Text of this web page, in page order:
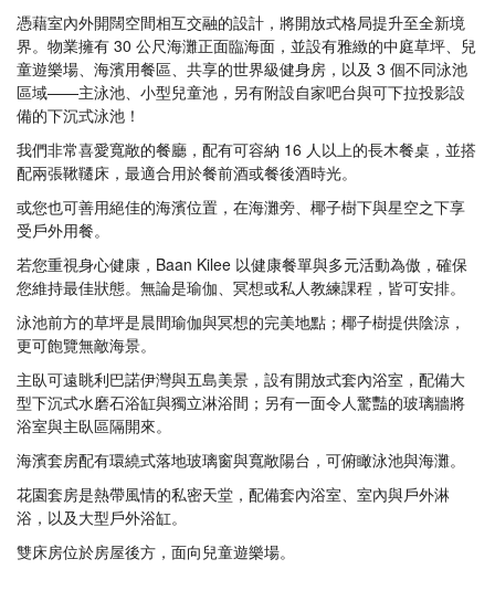
憑藉室內外開闊空間相互交融的設計，將開放式格局提升至全新境
界。物業擁有 30 公尺海灘正面臨海面，並設有雅緻的中庭草坪、兒
童遊樂場、海濱用餐區、共享的世界級健身房，以及 3 個不同泳池
區域——主泳池、小型兒童池，另有附設自家吧台與可下拉投影設
備的下沉式泳池！
我們非常喜愛寬敞的餐廳，配有可容納 16 人以上的長木餐桌，並搭
配兩張鞦韆床，最適合用於餐前酒或餐後酒時光。
或您也可善用絕佳的海濱位置，在海灘旁、椰子樹下與星空之下享
受戶外用餐。
若您重視身心健康，Baan Kilee 以健康餐單與多元活動為傲，確保
您維持最佳狀態。無論是瑜伽、冥想或私人教練課程，皆可安排。
泳池前方的草坪是晨間瑜伽與冥想的完美地點；椰子樹提供陰涼，
更可飽覽無敵海景。
主臥可遠眺利巴諾伊灣與五島美景，設有開放式套內浴室，配備大
型下沉式水磨石浴缸與獨立淋浴間；另有一面令人驚豔的玻璃牆將
浴室與主臥區隔開來。
海濱套房配有環繞式落地玻璃窗與寬敞陽台，可俯瞰泳池與海灘。
花園套房是熱帶風情的私密天堂，配備套內浴室、室內與戶外淋
浴，以及大型戶外浴缸。
雙床房位於房屋後方，面向兒童遊樂場。